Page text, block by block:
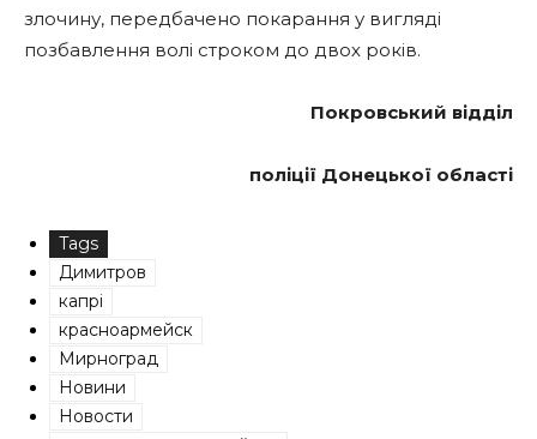
злочину, передбачено покарання у вигляді
позбавлення волі строком до двох років.
Покровський відділ
поліції Донецької області
Tags
Димитров
капрі
красноармейск
Мирноград
Новини
Новости